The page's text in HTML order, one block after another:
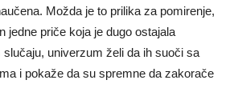
Možda je to prilika za pomirenje,
jedne priče koja je dugo ostajala
univerzum želi da ih suoči sa
i pokaže da su spremne da zakorače